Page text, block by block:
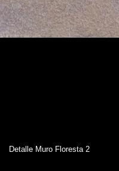
Detalle Muro Floresta 2